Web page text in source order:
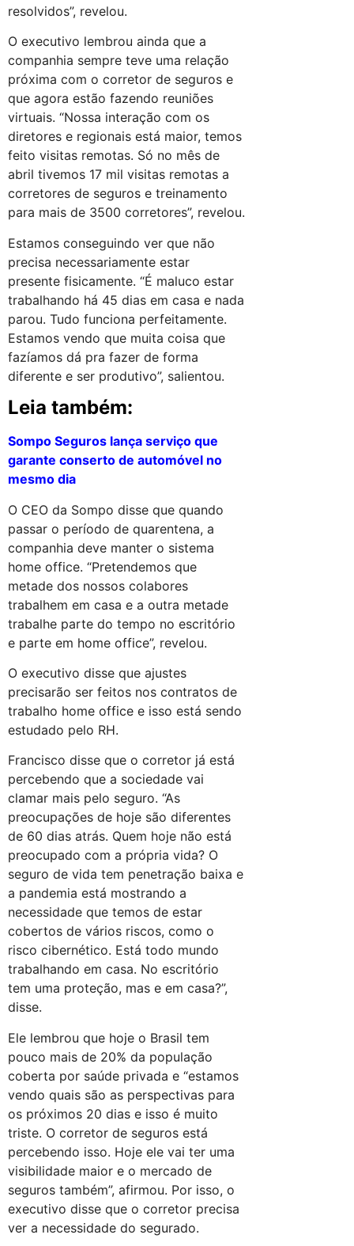
resolvidos”, revelou.
O executivo lembrou ainda que a
companhia sempre teve uma relação
próxima com o corretor de seguros e
que agora estão fazendo reuniões
virtuais. “Nossa interação com os
diretores e regionais está maior, temos
feito visitas remotas. Só no mês de
abril tivemos 17 mil visitas remotas a
corretores de seguros e treinamento
para mais de 3500 corretores”, revelou.
Estamos conseguindo ver que não
precisa necessariamente estar
presente fisicamente. “É maluco estar
trabalhando há 45 dias em casa e nada
parou. Tudo funciona perfeitamente.
Estamos vendo que muita coisa que
fazíamos dá pra fazer de forma
diferente e ser produtivo”, salientou.
Leia também:
Sompo Seguros lança serviço que
garante conserto de automóvel no
mesmo dia
O CEO da Sompo disse que quando
passar o período de quarentena, a
companhia deve manter o sistema
home office. “Pretendemos que
metade dos nossos colabores
trabalhem em casa e a outra metade
trabalhe parte do tempo no escritório
e parte em home office”, revelou.
O executivo disse que ajustes
precisarão ser feitos nos contratos de
trabalho home office e isso está sendo
estudado pelo RH.
Francisco disse que o corretor já está
percebendo que a sociedade vai
clamar mais pelo seguro. “As
preocupações de hoje são diferentes
de 60 dias atrás. Quem hoje não está
preocupado com a própria vida? O
seguro de vida tem penetração baixa e
a pandemia está mostrando a
necessidade que temos de estar
cobertos de vários riscos, como o
risco cibernético. Está todo mundo
trabalhando em casa. No escritório
tem uma proteção, mas e em casa?”,
disse.
Ele lembrou que hoje o Brasil tem
pouco mais de 20% da população
coberta por saúde privada e “estamos
vendo quais são as perspectivas para
os próximos 20 dias e isso é muito
triste. O corretor de seguros está
percebendo isso. Hoje ele vai ter uma
visibilidade maior e o mercado de
seguros também”, afirmou. Por isso, o
executivo disse que o corretor precisa
ver a necessidade do segurado.